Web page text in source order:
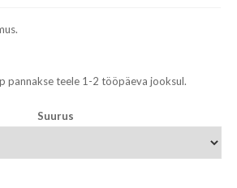
56.25.
pannakse teele 1-2 tööpäeva jooksul.
Suurus